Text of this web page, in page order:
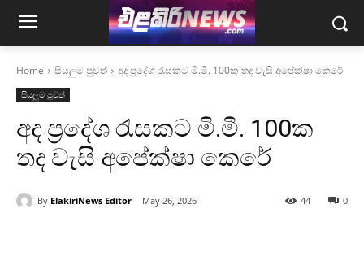
Home සියලුම පුවත් අද ප්‍රදේශ රැසකට මි.මී. 100ක තද වැසි අපේක්ෂා කෙරේ
සියලුම පුවත්
අද ප්‍රදේශ රැසකට මි.මී. 100ක
තද වැසි අපේක්ෂා කෙරේ
By ElakiriNews Editor May 26, 2026 0
44